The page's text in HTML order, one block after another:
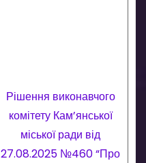
Рішення виконавчого
комітету Кам’янської
міської ради від
27.08.2025 №460 “Про